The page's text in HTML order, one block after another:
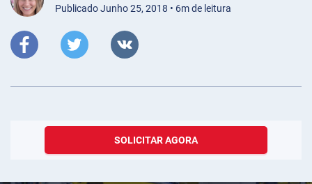
Publicado Junho 25, 2018 • 6m de leitura
SOLICITAR AGORA